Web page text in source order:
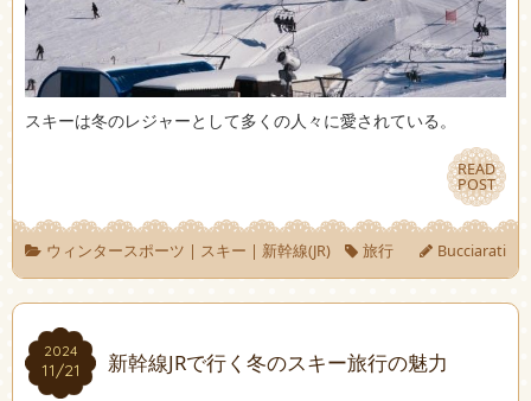
スキーは冬のレジャーとして多くの人々に愛されている。
READ
POST
READ
POST
ウィンタースポーツ | スキー | 新幹線(JR) 旅行 Bucciarati
2024
11/21
2024
11/21 新幹線JRで行く冬のスキー旅行の魅力